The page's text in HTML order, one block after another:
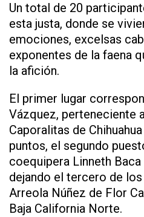
Un total de 20
esta justa, donde se
emociones, excelsas
exponentes de la faena
la afición.
El primer lugar
Vázquez, perteneciente
Caporalitas de
puntos, el segundo
coequipera Linneth
dejando el tercero de
Arreola Núñez de Flor
Baja California Norte.